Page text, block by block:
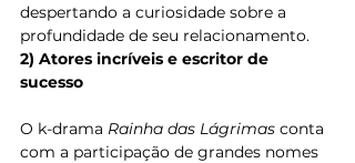
despertando a curiosidade sobre a
profundidade de seu relacionamento.
2) Atores incríveis e escritor de
sucesso
O k-drama Rainha das Lágrimas conta
com a participação de grandes nomes